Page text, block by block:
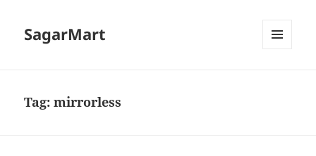
SagarMart
Tag:mirrorless